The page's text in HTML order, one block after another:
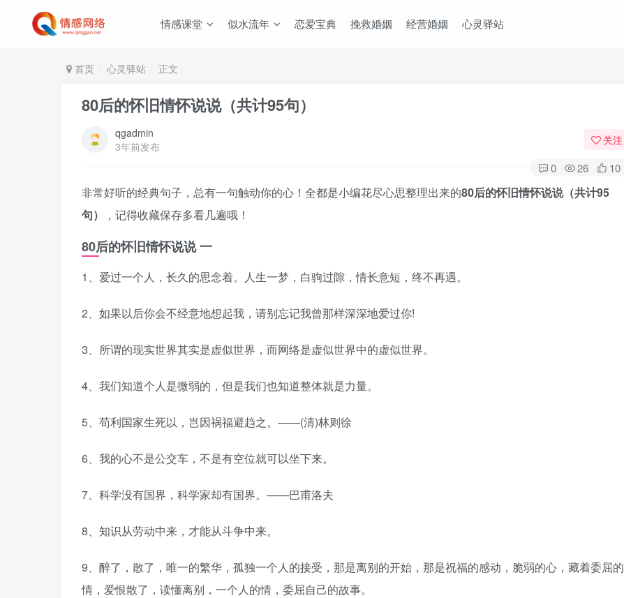
情感课堂 似水流年 恋爱宝典 挽救婚姻 经营婚姻 心灵驿站
首页 心灵驿站 正文
80后的怀旧情怀说说（共计95句）
qgadmin
3年前发布
关注
0 26 10
非常好听的经典句子，总有一句触动你的心！全都是小编花尽心思整理出来的80后的怀旧情怀说说（共计95
句）
，记得收藏保存多看几遍哦！
80后的怀旧情怀说说 一
1、爱过一个人，长久的思念着。人生一梦，白驹过隙，情长意短，终不再遇。
2、如果以后你会不经意地想起我，请别忘记我曾那样深深地爱过你!
3、所谓的现实世界其实是虚似世界，而网络是虚似世界中的虚似世界。
4、我们知道个人是微弱的，但是我们也知道整体就是力量。
5、苟利国家生死以，岂因祸福避趋之。——(清)林则徐
6、我的心不是公交车，不是有空位就可以坐下来。
7、科学没有国界，科学家却有国界。——巴甫洛夫
8、知识从劳动中来，才能从斗争中来。
9、醉了，散了，唯一的繁华，孤独一个人的接受，那是离别的开始，那是祝福的感动，脆弱的心，藏着委屈的
情，爱恨散了，读懂离别，一个人的情，委屈自己的故事。